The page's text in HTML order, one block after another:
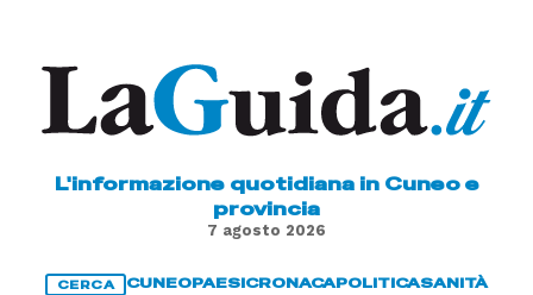
L'informazione quotidiana in Cuneo e
provincia
7 agosto 2026
CERCA CUNEOPAESICRONACAPOLITICASANITÀ